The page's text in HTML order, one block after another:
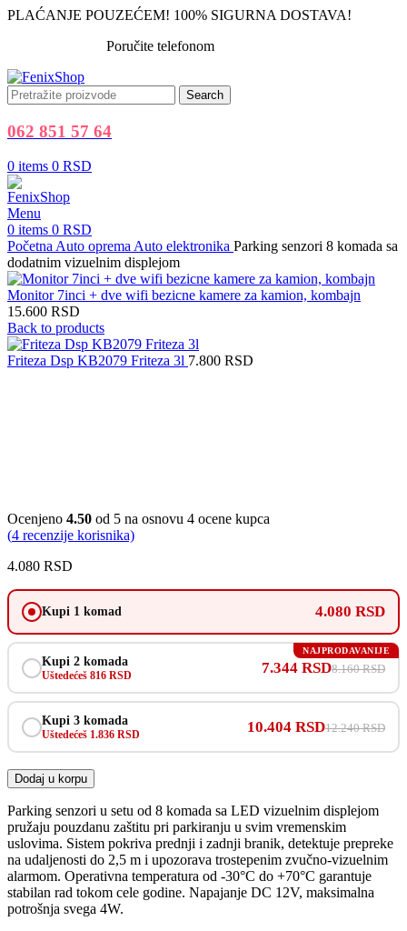
PLAĆANJE POUZEĆEM! 100% SIGURNA DOSTAVA!
Poručite telefonom
Search
062 851 57 64
0 items 0 RSD
Menu
0 items 0 RSD
PočetnaAuto opremaAuto elektronika Parking senzori 8 komada sa
dodatnim vizuelnim displejom
Monitor 7inci + dve wifi bezicne kamere za kamion, kombajn
15.600 RSD
Back to products
Friteza Dsp KB2079 Friteza 3l 7.800 RSD
Ocenjeno 4.50 od 5 na osnovu 4 ocene kupca
(4 recenzije korisnika)
4.080 RSD
Kupi 1 komad 4.080 RSD
Kupi 2 komada
Uštedećeš 816 RSD 7.344 RSD8.160 RSD
NAJPRODAVANIJE
Kupi 3 komada
Uštedećeš 1.836 RSD 10.404 RSD12.240 RSD
Dodaj u korpu
Parking senzori u setu od 8 komada sa LED vizuelnim displejom
pružaju pouzdanu zaštitu pri parkiranju u svim vremenskim
uslovima. Sistem pokriva prednji i zadnji branik, detektuje prepreke
na udaljenosti do 2,5 m i upozorava trostepenim zvučno-vizuelnim
alarmom. Operativna temperatura od -30°C do +70°C garantuje
stabilan rad tokom cele godine. Napajanje DC 12V, maksimalna
potrošnja svega 4W.